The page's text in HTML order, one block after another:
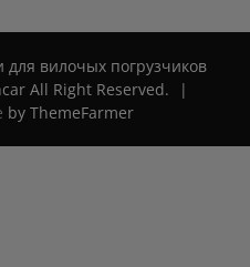
вилочых погрузчиков
All Right Reserved.
|
by ThemeFarmer